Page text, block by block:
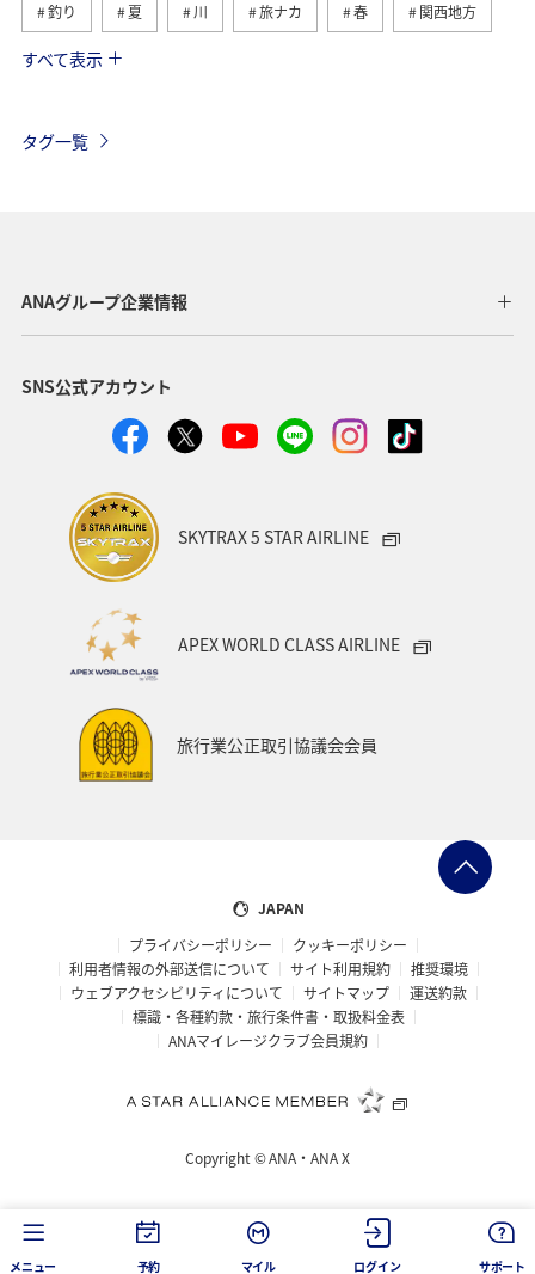
釣り 夏 川 旅ナカ 春 関西地方
アユ
自然・植物 世界遺産 青森県 歴史・文化・芸術
女子旅 兵庫県
アオリイカ メジナ クロダイ
すべて表示
タグ一覧
ANAグループ企業情報
SNS公式アカウント
SKYTRAX 5 STAR AIRLINE
APEX WORLD CLASS AIRLINE
旅行業公正取引協議会会員
JAPAN
プライバシーポリシー
クッキーポリシー
利用者情報の外部送信について
サイト利用規約
推奨環境
ウェブアクセシビリティについて
サイトマップ
運送約款
標識・各種約款・旅行条件書・取扱料金表
ANAマイレージクラブ会員規約
Copyright ©ANA・ANA X
メニュー 予約 マイル ログイン サポート